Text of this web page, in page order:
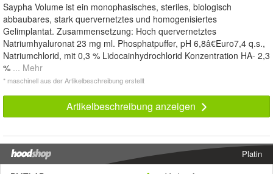
Saypha Volume ist ein monophasisches, steriles, biologisch
abbaubares, stark quervernetztes und homogenisiertes
Gelimplantat. Zusammensetzung: Hoch quervernetztes
Natriumhyaluronat 23 mg ml. Phosphatpuffer, pH 6,8â€Euro7,4 q.s.,
Natriumchlorid, mit 0,3 % Lidocainhydrochlorid Konzentration HA- 2,3
% ... Mehr
* maschinell aus der Artikelbeschreibung erstellt
Artikelbeschreibung anzeigen
Platin